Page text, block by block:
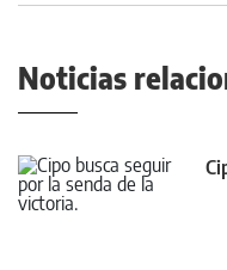
Noticias